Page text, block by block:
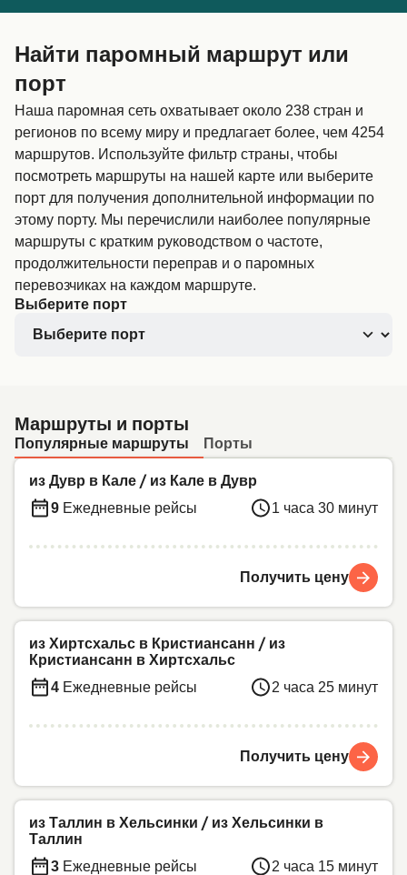
Ελλάδα Belgique (FR)
Polska
Schweiz (DE) Norge
Україна Indonesia
المغرب Maroc (FR)
Найти паромный маршрут или
порт
Наша паромная сеть охватывает около 238 стран и
регионов по всему миру и предлагает более, чем 4254
маршрутов. Используйте фильтр страны, чтобы
посмотреть маршруты на нашей карте или выберите
порт для получения дополнительной информации по
этому порту. Мы перечислили наиболее популярные
маршруты с кратким руководством о частоте,
продолжительности переправ и о паромных
перевозчиках на каждом маршруте.
Выберите порт
Маршруты и порты
Популярные маршруты Порты
из Дувр в Кале / из Кале в Дувр
9 Ежедневные рейсы 1 часа 30 минут
Получить цену
из Хиртсхальс в Кристиансанн / из
Кристиансанн в Хиртсхальс
4 Ежедневные рейсы 2 часа 25 минут
Получить цену
из Таллин в Хельсинки / из Хельсинки в
Таллин
3 Ежедневные рейсы 2 часа 15 минут